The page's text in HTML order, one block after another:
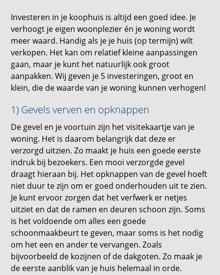
Investeren in je koophuis is altijd een goed idee. Je
verhoogt je eigen woonplezier én je woning wordt
meer waard. Handig als je je huis (op termijn) wilt
verkopen. Het kan om relatief kleine aanpassingen
gaan, maar je kunt het natuurlijk ook groot
aanpakken. Wij geven je 5 investeringen, groot en
klein, die de waarde van je woning kunnen verhogen!
1) Gevels verven en opknappen
De gevel en je voortuin zijn het visitekaartje van je
woning. Het is daarom belangrijk dat deze er
verzorgd uitzien. Zo maakt je huis een goede eerste
indruk bij bezoekers. Een mooi verzorgde gevel
draagt hieraan bij. Het opknappen van de gevel hoeft
niet duur te zijn om er goed onderhouden uit te zien.
Je kunt ervoor zorgen dat het verfwerk er netjes
uitziet en dat de ramen en deuren schoon zijn. Soms
is het voldoende om alles een goede
schoonmaakbeurt te geven, maar soms is het nodig
om het een en ander te vervangen. Zoals
bijvoorbeeld de kozijnen of de dakgoten. Zo maak je
de eerste aanblik van je huis helemaal in orde.